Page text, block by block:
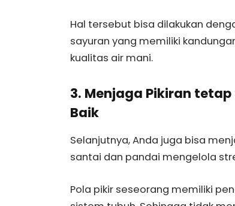
Hal tersebut bisa dilakukan
sayuran yang memiliki
kualitas air mani.
3. Menjaga Pikiran
Baik
Selanjutnya, Anda juga bisa
santai dan pandai mengelola
Pola pikir seseorang memiliki